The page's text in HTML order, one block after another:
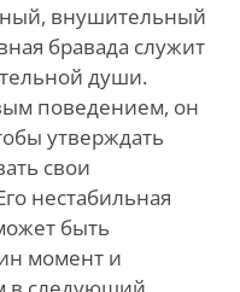
внушительный
бравада служит
души.
поведением, он
утверждать
свои
нестабильная
быть
момент и